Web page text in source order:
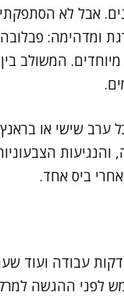
אבל לא
ומדהימה:
המשולב
שישי או
ביס אחד.
המתכון הזה ידרוש מכם קצת
לפני ההגשה